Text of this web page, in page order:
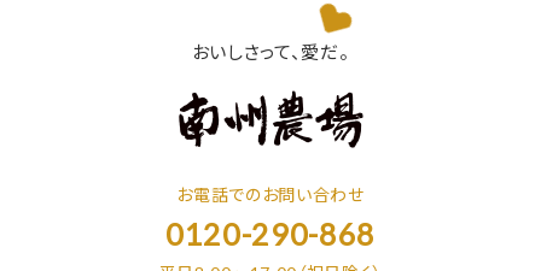
おいしさって、愛だ。
お電話でのお問い合わせ
0120-290-868